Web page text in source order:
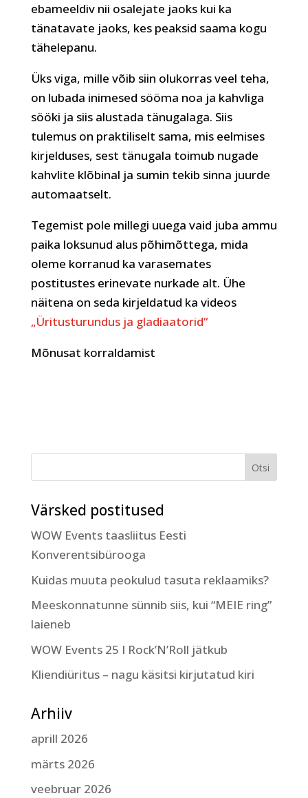
ebameeldiv nii osalejate jaoks kui ka
tänatavate jaoks, kes peaksid saama kogu
tähelepanu.
Üks viga, mille võib siin olukorras veel teha,
on lubada inimesed sööma noa ja kahvliga
sööki ja siis alustada tänugalaga. Siis
tulemus on praktiliselt sama, mis eelmises
kirjelduses, sest tänugala toimub nugade
kahvlite klõbinal ja sumin tekib sinna juurde
automaatselt.
Tegemist pole millegi uuega vaid juba ammu
paika loksunud alus põhimõttega, mida
oleme korranud ka varasemates
postitustes erinevate nurkade alt. Ühe
näitena on seda kirjeldatud ka videos
„Üritusturundus ja gladiaatorid“
Mõnusat korraldamist
Värsked postitused
WOW Events taasliitus Eesti
Konverentsibürooga
Kuidas muuta peokulud tasuta reklaamiks?
Meeskonnatunne sünnib siis, kui “MEIE ring”
laieneb
WOW Events 25 I Rock’N’Roll jätkub
Kliendiüritus – nagu käsitsi kirjutatud kiri
Arhiiv
aprill 2026
märts 2026
veebruar 2026